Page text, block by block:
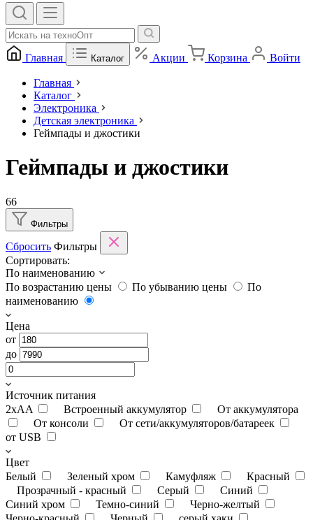
Главная Каталог Акции Корзина Войти
Главная
Каталог
Электроника
Детская электроника
Геймпады и джостики
Геймпады и джостики
66
Фильтры
Сбросить Фильтры
Сортировать:
По наименованию
По возрастанию цены
По убыванию цены
По
наименованию
Цена
от
до
Источник питания
2xAA
Встроенный аккумулятор
От аккумулятора
От консоли
От сети/аккумуляторов/батареек
от USB
Цвет
Белый
Зеленый хром Камуфляж
Красный
Прозрачный - красный
Серый
Синий
Синий хром
Темно-синий
Черно-желтый